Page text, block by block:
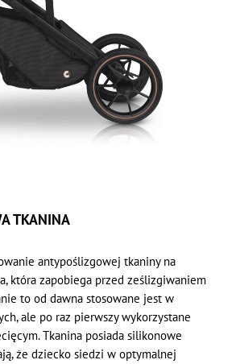
TKANINA
antypoślizgowej tkaniny na
która zapobiega przed ześlizgiwaniem
to od dawna stosowane jest w
ale po raz pierwszy wykorzystane
Tkanina posiada silikonowe
że dziecko siedzi w optymalnej